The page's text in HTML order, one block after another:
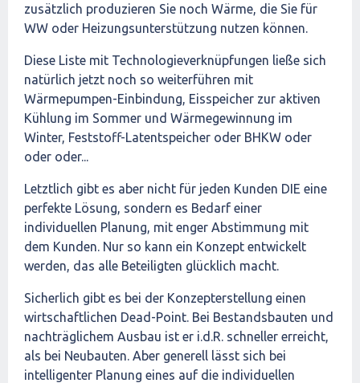
zusätzlich produzieren Sie noch Wärme, die Sie für
WW oder Heizungsunterstützung nutzen können.
Diese Liste mit Technologieverknüpfungen ließe sich
natürlich jetzt noch so weiterführen mit
Wärmepumpen-Einbindung, Eisspeicher zur aktiven
Kühlung im Sommer und Wärmegewinnung im
Winter, Feststoff-Latentspeicher oder BHKW oder
oder oder...
Letztlich gibt es aber nicht für jeden Kunden DIE eine
perfekte Lösung, sondern es Bedarf einer
individuellen Planung, mit enger Abstimmung mit
dem Kunden. Nur so kann ein Konzept entwickelt
werden, das alle Beteiligten glücklich macht.
Sicherlich gibt es bei der Konzepterstellung einen
wirtschaftlichen Dead-Point. Bei Bestandsbauten und
nachträglichem Ausbau ist er i.d.R. schneller erreicht,
als bei Neubauten. Aber generell lässt sich bei
intelligenter Planung eines auf die individuellen